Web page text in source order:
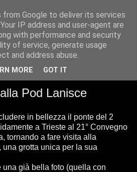
Pod Lanisce
in bellezza il ponte del 2
a Trieste al 21° Convegno
tornando a fare visita alla
grotta unica per la sua
già bella foto (quella con
from Google to deliver its services
IP address and user-agent are
with performance and security
of service, generate usage
and address abuse.
MORE GOT IT